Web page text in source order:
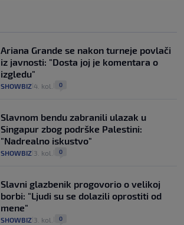
Ariana Grande se nakon turneje povlači
iz javnosti: "Dosta joj je komentara o
izgledu"
SHOWBIZ 4. kol. 0
Slavnom bendu zabranili ulazak u
Singapur zbog podrške Palestini:
"Nadrealno iskustvo"
SHOWBIZ 3. kol. 0
Slavni glazbenik progovorio o velikoj
borbi: "Ljudi su se dolazili oprostiti od
mene"
SHOWBIZ 3. kol. 0